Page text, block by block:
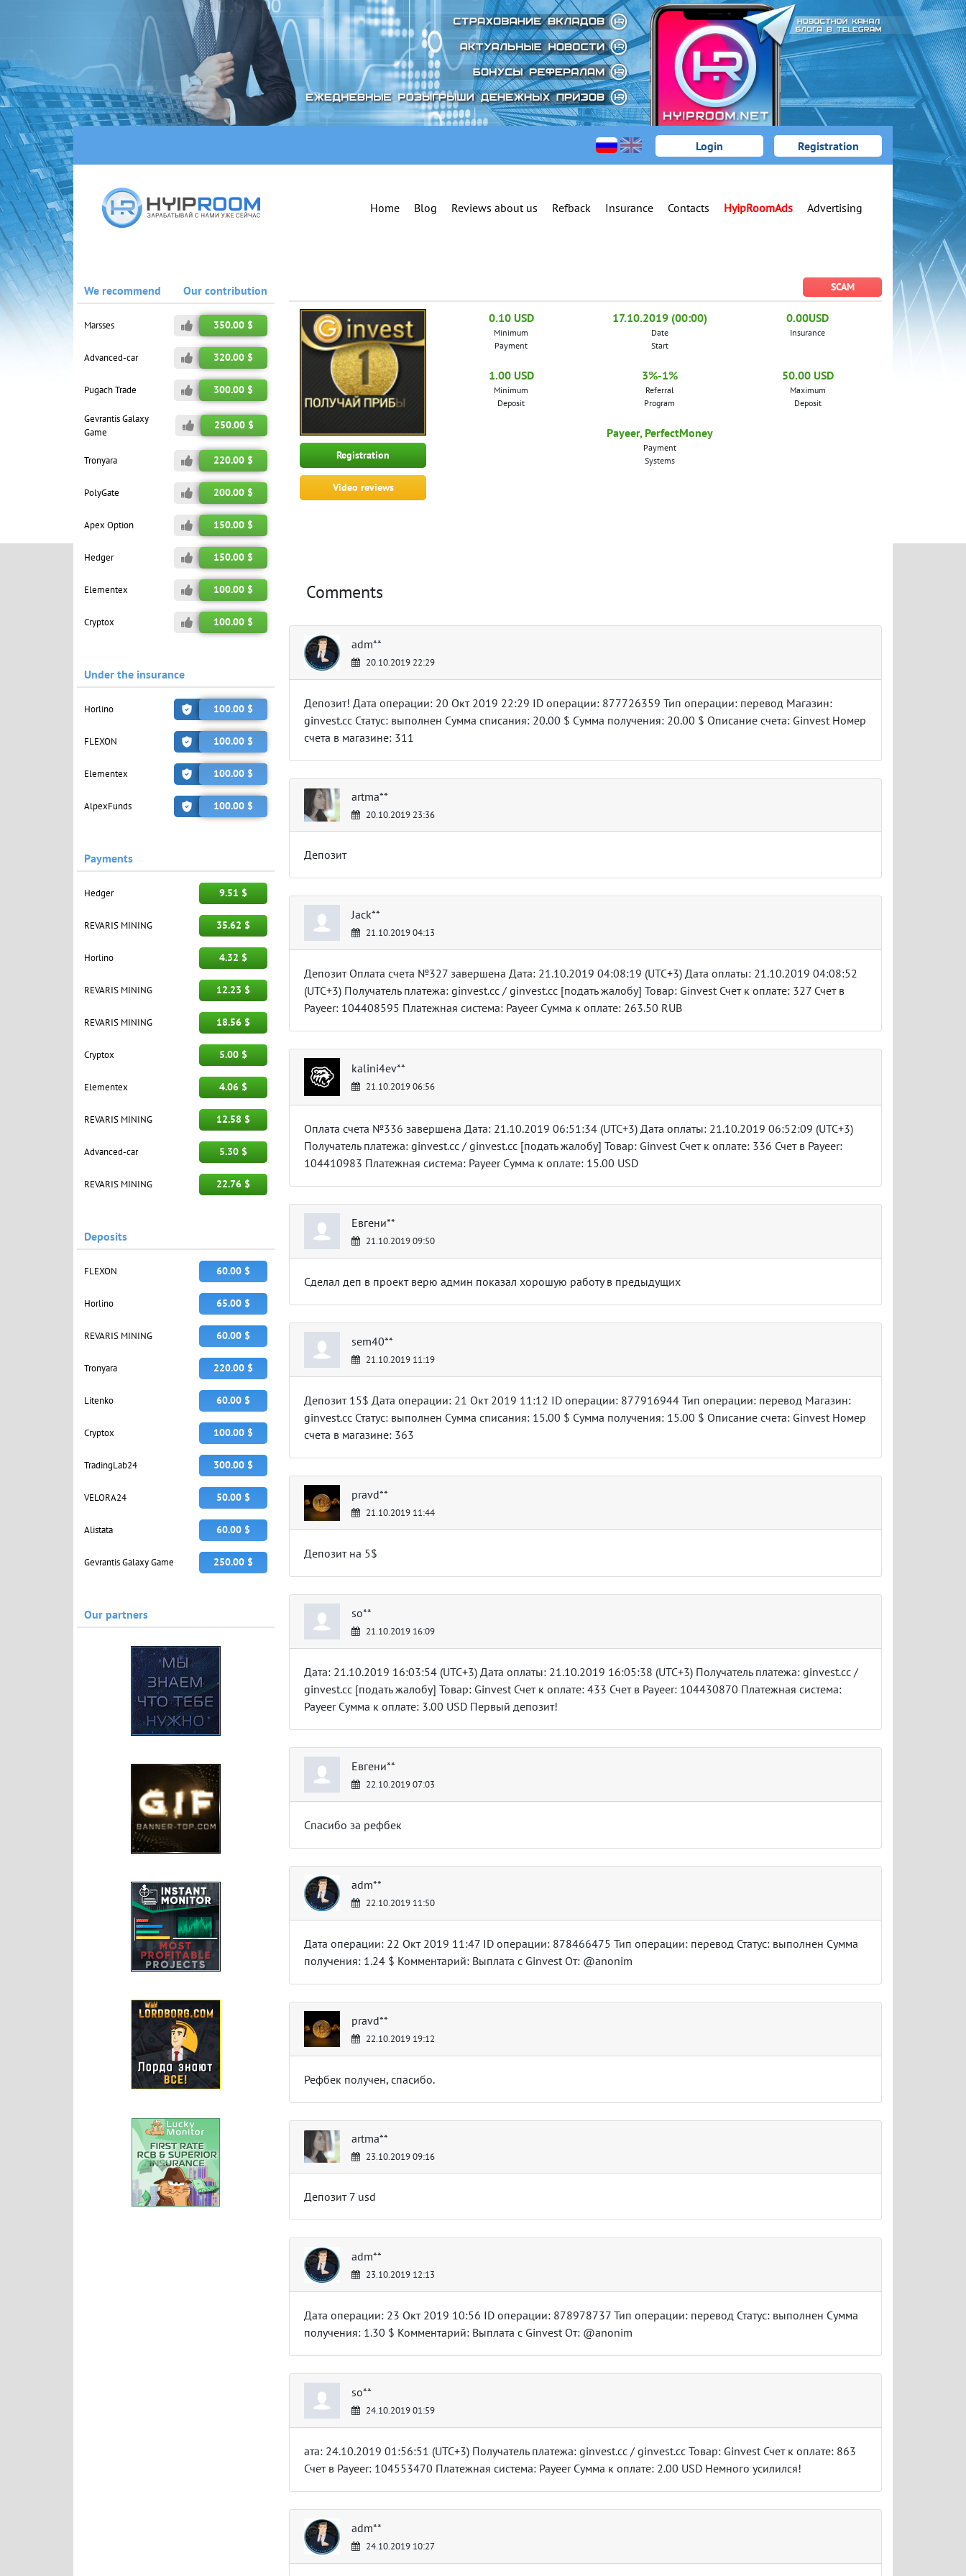
Login Registration
Home Blog Reviews about us Refback Insurance Contacts HyipRoomAds Advertising
We recommend Our contribution
Marsses 350.00 $
Advanced-car 320.00 $
Pugach Trade 300.00 $
Gevrantis Galaxy
Game
250.00 $
Tronyara 220.00 $
PolyGate 200.00 $
Apex Option 150.00 $
Hedger 150.00 $
Elementex 100.00 $
Cryptox 100.00 $
Under the insurance
Horlino 100.00 $
FLEXON 100.00 $
Elementex 100.00 $
AlpexFunds 100.00 $
Payments
Hedger 9.51 $
REVARIS MINING 35.62 $
Horlino 4.32 $
REVARIS MINING 12.23 $
REVARIS MINING 18.56 $
Cryptox 5.00 $
Elementex 4.06 $
REVARIS MINING 12.58 $
Advanced-car 5.30 $
REVARIS MINING 22.76 $
Deposits
FLEXON 60.00 $
Horlino 65.00 $
REVARIS MINING 60.00 $
Tronyara 220.00 $
Litenko 60.00 $
Cryptox 100.00 $
TradingLab24 300.00 $
VELORA24 50.00 $
Alistata 60.00 $
Gevrantis Galaxy Game 250.00 $
Our partners
SCAM
Registration
Video reviews
0.10 USD
Minimum
Payment
17.10.2019 (00:00)
Date
Start
0.00USD
Insurance
1.00 USD
Minimum
Deposit
3%-1%
Referral
Program
50.00 USD
Maximum
Deposit
Payeer, PerfectMoney
Payment
Systems
Comments
adm**
20.10.2019 22:29
Депозит! Дата операции: 20 Окт 2019 22:29 ID операции: 877726359 Тип операции: перевод Магазин:
ginvest.cc Статус: выполнен Сумма списания: 20.00 $ Сумма получения: 20.00 $ Описание счета: Ginvest Номер
счета в магазине: 311
artma**
20.10.2019 23:36
Депозит
Jack**
21.10.2019 04:13
Депозит Оплата счета №327 завершена Дата: 21.10.2019 04:08:19 (UTC+3) Дата оплаты: 21.10.2019 04:08:52
(UTC+3) Получатель платежа: ginvest.cc / ginvest.cc [подать жалобу] Товар: Ginvest Счет к оплате: 327 Счет в
Payeer: 104408595 Платежная система: Payeer Сумма к оплате: 263.50 RUB
kalini4ev**
21.10.2019 06:56
Оплата счета №336 завершена Дата: 21.10.2019 06:51:34 (UTC+3) Дата оплаты: 21.10.2019 06:52:09 (UTC+3)
Получатель платежа: ginvest.cc / ginvest.cc [подать жалобу] Товар: Ginvest Счет к оплате: 336 Счет в Payeer:
104410983 Платежная система: Payeer Сумма к оплате: 15.00 USD
Евгени**
21.10.2019 09:50
Сделал деп в проект верю админ показал хорошую работу в предыдущих
sem40**
21.10.2019 11:19
Депозит 15$ Дата операции: 21 Окт 2019 11:12 ID операции: 877916944 Тип операции: перевод Магазин:
ginvest.cc Статус: выполнен Сумма списания: 15.00 $ Сумма получения: 15.00 $ Описание счета: Ginvest Номер
счета в магазине: 363
pravd**
21.10.2019 11:44
Депозит на 5$
so**
21.10.2019 16:09
Дата: 21.10.2019 16:03:54 (UTC+3) Дата оплаты: 21.10.2019 16:05:38 (UTC+3) Получатель платежа: ginvest.cc /
ginvest.cc [подать жалобу] Товар: Ginvest Счет к оплате: 433 Счет в Payeer: 104430870 Платежная система:
Payeer Сумма к оплате: 3.00 USD Первый депозит!
Евгени**
22.10.2019 07:03
Спасибо за рефбек
adm**
22.10.2019 11:50
Дата операции: 22 Окт 2019 11:47 ID операции: 878466475 Тип операции: перевод Статус: выполнен Сумма
получения: 1.24 $ Комментарий: Выплата с Ginvest От: @anonim
pravd**
22.10.2019 19:12
Рефбек получен, спасибо.
artma**
23.10.2019 09:16
Депозит 7 usd
adm**
23.10.2019 12:13
Дата операции: 23 Окт 2019 10:56 ID операции: 878978737 Тип операции: перевод Статус: выполнен Сумма
получения: 1.30 $ Комментарий: Выплата с Ginvest От: @anonim
so**
24.10.2019 01:59
ата: 24.10.2019 01:56:51 (UTC+3) Получатель платежа: ginvest.cc / ginvest.cc Товар: Ginvest Счет к оплате: 863
Счет в Payeer: 104553470 Платежная система: Payeer Сумма к оплате: 2.00 USD Немного усилился!
adm**
24.10.2019 10:27